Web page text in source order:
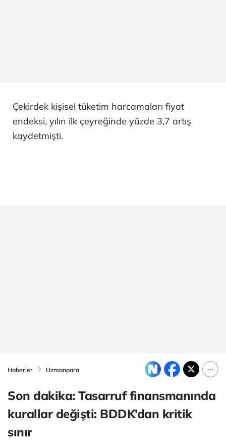
Çekirdek kişisel tüketim harcamaları fiyat
endeksi, yılın ilk çeyreğinde yüzde 3,7 artış
kaydetmişti.
Haberler Uzmanpara
Son dakika: Tasarruf finansmanında
kurallar değişti: BDDK’dan kritik
sınır